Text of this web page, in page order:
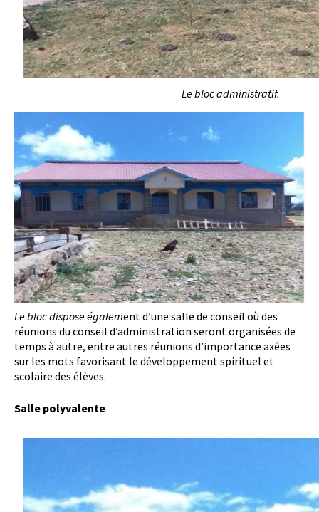
Le bloc administratif.
Le bloc dispose également d’une salle de conseil où des
réunions du conseil d’administration seront organisées de
temps à autre, entre autres réunions d’importance axées
sur les mots favorisant le développement spirituel et
scolaire des élèves.
Salle polyvalente